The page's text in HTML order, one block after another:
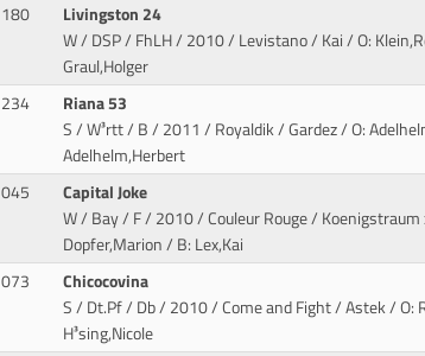
180
Livingston 24
W / DSP / FhLH / 2010 / Levistano / Kai/ O:
Graul,Holger
234
Riana 53
S / W³rtt / B / 2011 / Royaldik / Gardez/ O:
Adelhelm,Herbert
045
Capital Joke
W / Bay / F / 2010 / Couleur Rouge / Koenigstraum
Dopfer,Marion / B: Lex,Kai
073
Chicocovina
S / Dt.Pf / Db / 2010 / Come and Fight / Astek/ O:
H³sing,Nicole